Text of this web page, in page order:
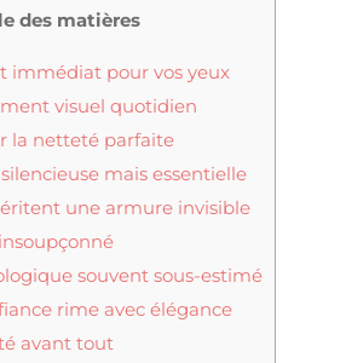
des matières
immédiat pour vos yeux
visuel quotidien
la netteté parfaite
mais essentielle
une armure invisible
souvent sous-estimé
rime avec élégance
avant tout